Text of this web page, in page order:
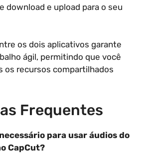
download e upload para o seu
os dois aplicativos garante
ágil, permitindo que você
os recursos compartilhados
Frequentes
para usar áudios do
CapCut?